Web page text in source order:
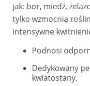
jak: bor, miedź,
tylko wzmocnią
intensywne
Podnosi
Dedykowany
kwiatostany.